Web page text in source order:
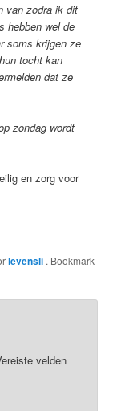
van zodra ik dit
hebben wel de
soms krijgen ze
tocht kan
dat ze
zondag wordt
en zorg voor
levensli . Bookmark
velden